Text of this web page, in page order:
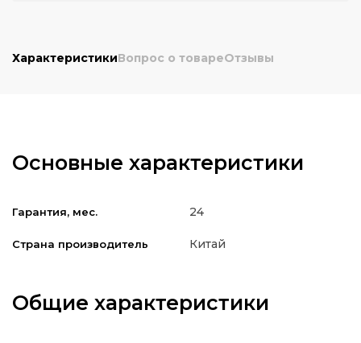
ХарактеристикиВопрос о товареОтзывы
Основные характеристики
Гарантия, мес. 24
Страна производитель Китай
Общие характеристики